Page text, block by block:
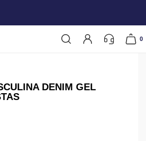
0
DENIM GEL